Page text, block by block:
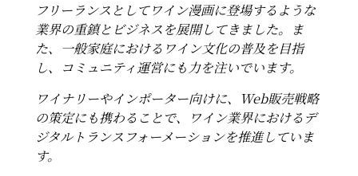
フリーランスとしてワイン漫画に登場するような
業界の重鎮とビジネスを展開してきました。ま
た、一般家庭におけるワイン文化の普及を目指
し、コミュニティ運営にも力を注いでいます。
ワイナリーやインポーター向けに、Web販売戦略
の策定にも携わることで、ワイン業界におけるデ
ジタルトランスフォーメーションを推進していま
す。